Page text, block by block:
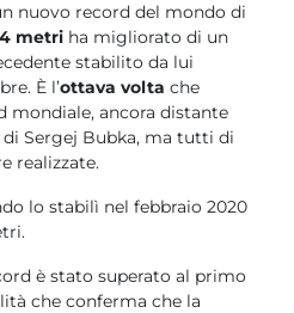
nuovo record del mondo di
metri ha migliorato di un
stabilito da lui
È l’ottava volta che
mondiale, ancora distante
Sergej Bubka, ma tutti di
realizzate.
lo stabilì nel febbraio 2020
è stato superato al primo
che conferma che la